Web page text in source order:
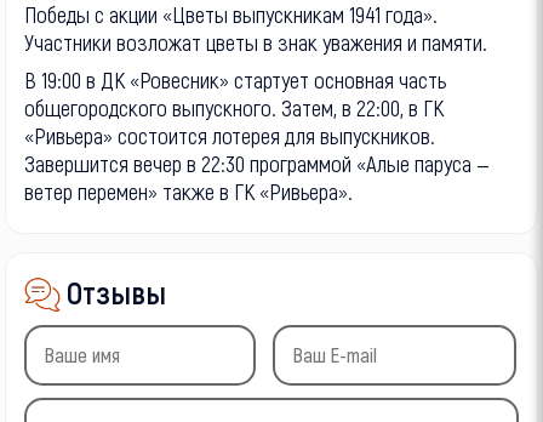
Победы с акции «Цветы выпускникам 1941 года».
Участники возложат цветы в знак уважения и памяти.
В 19:00 в ДК «Ровесник» стартует основная часть
общегородского выпускного. Затем, в 22:00, в ГК
«Ривьера» состоится лотерея для выпускников.
Завершится вечер в 22:30 программой «Алые паруса —
ветер перемен» также в ГК «Ривьера».
Отзывы